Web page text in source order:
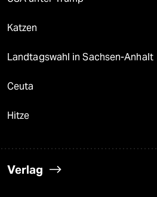
Katzen
Landtagswahl in Sachsen-Anhalt
Ceuta
Hitze
Verlag